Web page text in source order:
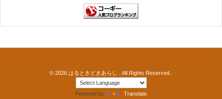
© 2026 はるときどきあらし . All Rights Reserved..
Powered by Translate